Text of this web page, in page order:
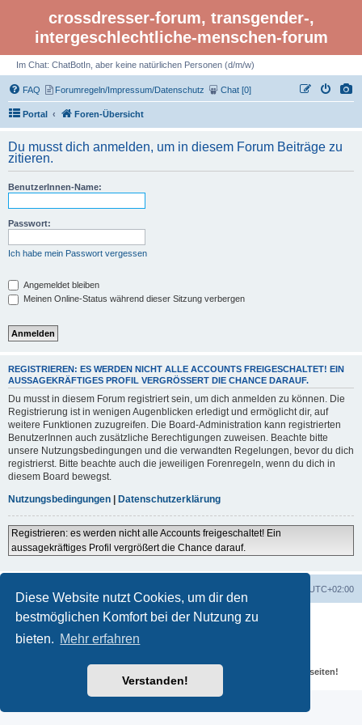
Diese Website nutzt Cookies, um dir den
bestmöglichen Komfort bei der Nutzung zu
bieten. Mehr erfahren
Verstanden!
crossdresser-forum, transgender-,
intergeschlechtliche-menschen-forum
Im Chat: ChatBotIn, aber keine natürlichen Personen (d/m/w)
FAQ Forumregeln/Impressum/Datenschutz Chat [0]
Portal Foren-Übersicht
Du musst dich anmelden, um in diesem Forum Beiträge zu
zitieren.
BenutzerInnen-Name:
Passwort:
Ich habe mein Passwort vergessen
Angemeldet bleiben
Meinen Online-Status während dieser Sitzung verbergen
REGISTRIEREN: ES WERDEN NICHT ALLE ACCOUNTS FREIGESCHALTET! EIN
AUSSAGEKRÄFTIGES PROFIL VERGRÖSSERT DIE CHANCE DARAUF.
Du musst in diesem Forum registriert sein, um dich anmelden zu können. Die
Registrierung ist in wenigen Augenblicken erledigt und ermöglicht dir, auf
weitere Funktionen zuzugreifen. Die Board-Administration kann registrierten
BenutzerInnen auch zusätzliche Berechtigungen zuweisen. Beachte bitte
unsere Nutzungsbedingungen und die verwandten Regelungen, bevor du dich
registrierst. Bitte beachte auch die jeweiligen Forenregeln, wenn du dich in
diesem Board bewegst.
Nutzungsbedingungen
Datenschutzerklärung
Registrieren: es werden nicht alle Accounts freigeschaltet! Ein
aussagekräftiges Profil vergrößert die Chance darauf.
UTC+02:00
Powered byphpBB ® Forum Software © phpBB Limited
Deutsche Übersetzung durch
Datenschutz
Datenschutzbestimmungen und weiteren Regeln der externen Webseiten!